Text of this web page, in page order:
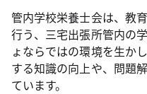
管内学校栄養士会は、教
行う、三宅出張所管内の
ょならではの環境を生か
する知識の向上や、問題
ています。